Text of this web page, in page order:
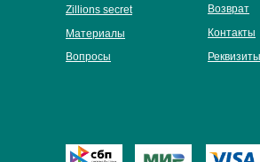
Контакты
Вопросы
Материалы
Zillions secret
Возврат
Реквизиты